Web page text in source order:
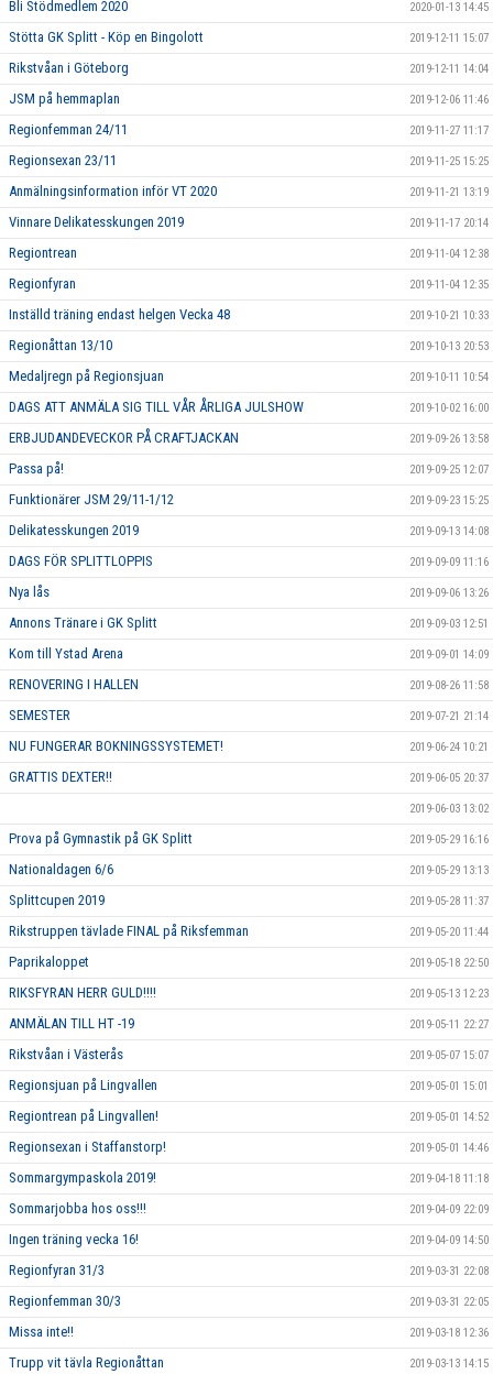
Bli Stödmedlem 2020 2020-01-13 14:45
Stötta GK Splitt - Köp en Bingolott 2019-12-11 15:07
Rikstvåan i Göteborg 2019-12-11 14:04
JSM på hemmaplan 2019-12-06 11:46
Regionfemman 24/11 2019-11-27 11:17
Regionsexan 23/11 2019-11-25 15:25
Anmälningsinformation inför VT 2020 2019-11-21 13:19
Vinnare Delikatesskungen 2019 2019-11-17 20:14
Regiontrean 2019-11-04 12:38
Regionfyran 2019-11-04 12:35
Inställd träning endast helgen Vecka 48 2019-10-21 10:33
Regionåttan 13/10 2019-10-13 20:53
Medaljregn på Regionsjuan 2019-10-11 10:54
DAGS ATT ANMÄLA SIG TILL VÅR ÅRLIGA JULSHOW 2019-10-02 16:00
ERBJUDANDEVECKOR PÅ CRAFTJACKAN 2019-09-26 13:58
Passa på! 2019-09-25 12:07
Funktionärer JSM 29/11-1/12 2019-09-23 15:25
Delikatesskungen 2019 2019-09-13 14:08
DAGS FÖR SPLITTLOPPIS 2019-09-09 11:16
Nya lås 2019-09-06 13:26
Annons Tränare i GK Splitt 2019-09-03 12:51
Kom till Ystad Arena 2019-09-01 14:09
RENOVERING I HALLEN 2019-08-26 11:58
SEMESTER 2019-07-21 21:14
NU FUNGERAR BOKNINGSSYSTEMET! 2019-06-24 10:21
GRATTIS DEXTER!! 2019-06-05 20:37
2019-06-03 13:02
Prova på Gymnastik på GK Splitt 2019-05-29 16:16
Nationaldagen 6/6 2019-05-29 13:13
Splittcupen 2019 2019-05-28 11:37
Rikstruppen tävlade FINAL på Riksfemman 2019-05-20 11:44
Paprikaloppet 2019-05-18 22:50
RIKSFYRAN HERR GULD!!!! 2019-05-13 12:23
ANMÄLAN TILL HT -19 2019-05-11 22:27
Rikstvåan i Västerås 2019-05-07 15:07
Regionsjuan på Lingvallen 2019-05-01 15:01
Regiontrean på Lingvallen! 2019-05-01 14:52
Regionsexan i Staffanstorp! 2019-05-01 14:46
Sommargympaskola 2019! 2019-04-18 11:18
Sommarjobba hos oss!!! 2019-04-09 22:09
Ingen träning vecka 16! 2019-04-09 14:50
Regionfyran 31/3 2019-03-31 22:08
Regionfemman 30/3 2019-03-31 22:05
Missa inte!! 2019-03-18 12:36
Trupp vit tävla Regionåttan 2019-03-13 14:15